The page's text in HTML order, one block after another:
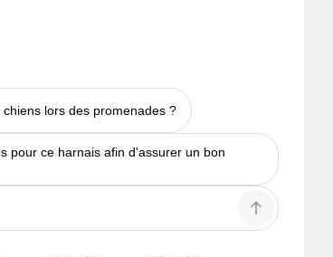
lors des promenades ?
pour ce harnais afin d'assurer un bon